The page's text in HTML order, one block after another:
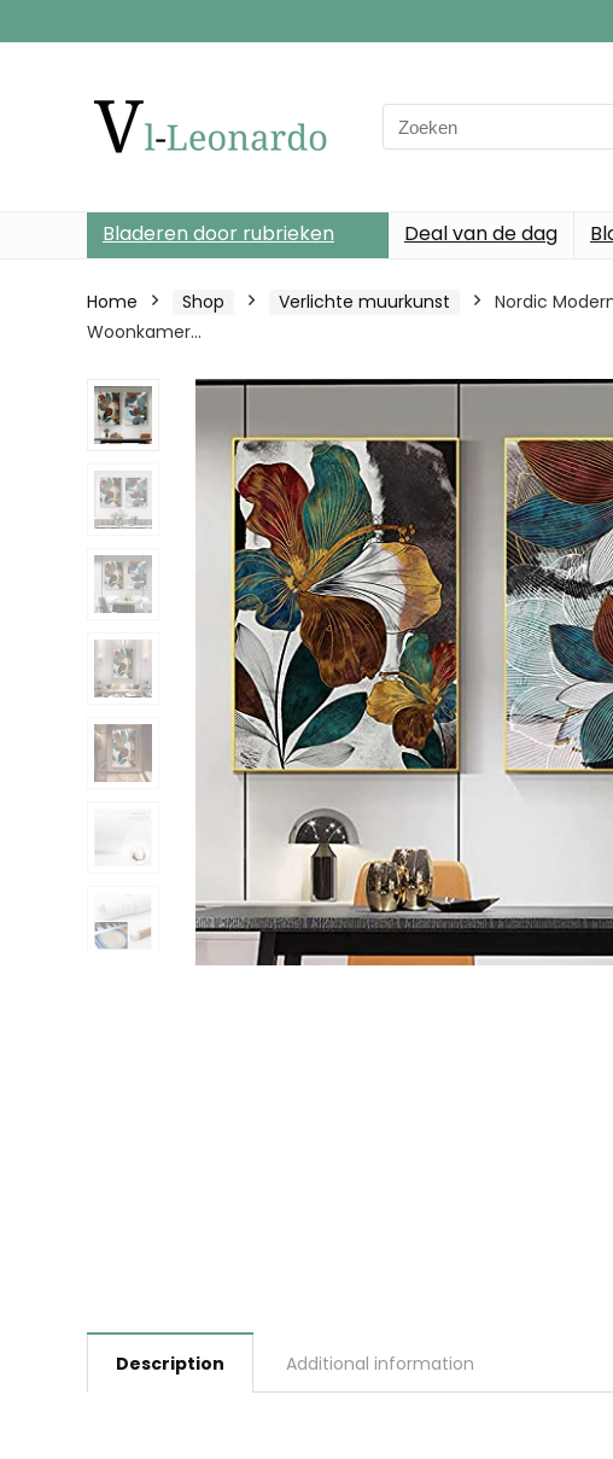
Search
for:
Bladeren door rubrieken Deal van de dag
Home Shop Verlichte muurkunst
Nordic
Woonkamer…
Description Additional information